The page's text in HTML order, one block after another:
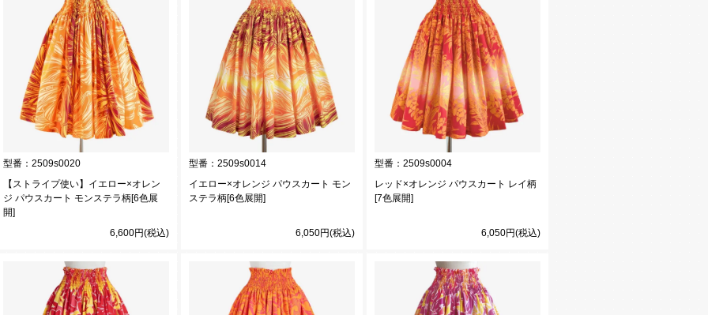
型番： 2509s0020
【ストライプ使い】イエロー×オレン
ジ パウスカート モンステラ柄[6色展
開]
6,600円(税込)
型番： 2509s0014
イエロー×オレンジ パウスカート モン
ステラ柄[6色展開]
6,050円(税込)
型番： 2509s0004
レッド×オレンジ パウスカート レイ柄
[7色展開]
6,050円(税込)